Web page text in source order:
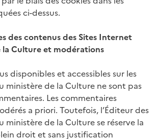
ci-dessus.
des contenus des Sites Internet
Culture et modérations
disponibles et accessibles sur les
ministère de la Culture ne sont pas
Les commentaires
a priori. Toutefois, l’Éditeur des
ministère de la Culture se réserve la
droit et sans justification